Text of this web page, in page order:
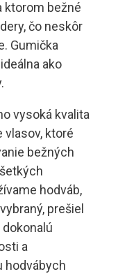
ktorom bežné
čo neskôr
Gumička
ako
vysoká kvalita
vlasov, ktoré
bežných
hodváb,
prešiel
a
hodvábych